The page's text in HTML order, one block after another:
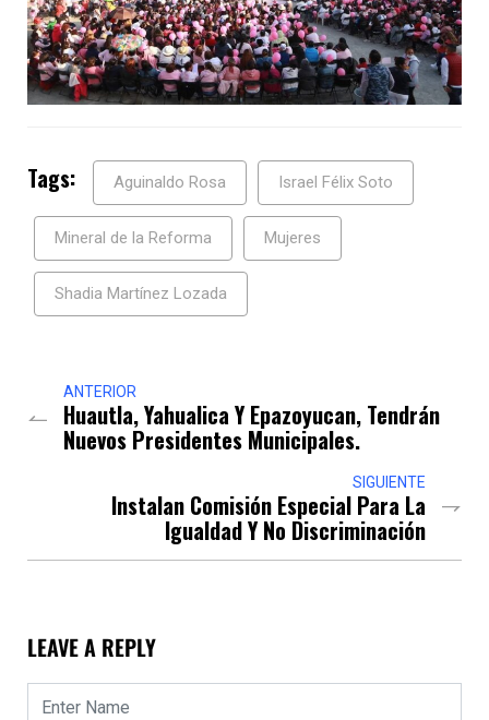
Tags: Aguinaldo Rosa Israel Félix Soto
Mineral de la Reforma Mujeres
Shadia Martínez Lozada
ANTERIOR
Huautla, Yahualica Y Epazoyucan, Tendrán
Nuevos Presidentes Municipales.
SIGUIENTE
Instalan Comisión Especial Para La
Igualdad Y No Discriminación
LEAVE A REPLY